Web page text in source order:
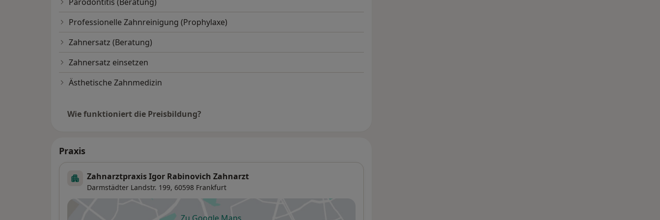
Parodontitis (Beratung)
Professionelle Zahnreinigung (Prophylaxe)
Zahnersatz (Beratung)
Zahnersatz einsetzen
Ästhetische Zahnmedizin
Wie funktioniert die Preisbildung?
Praxis
Zahnarztpraxis Igor Rabinovich Zahnarzt
Darmstädter Landstr. 199, 60598 Frankfurt